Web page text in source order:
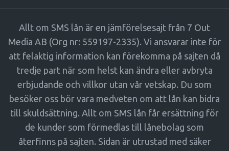
Allt om SMS lån är en jämförelsesajt från 7 Out
Media AB (Org nr: 559197-2335). Vi ansvarar inte för
att felaktig information kan förekomma på sajten då
tredje part när som helst kan ändra eller avbryta
erbjudande och villkor utan vår vetskap. Du som
besöker oss bör vara medveten om att lån kan bidra
till skuldsättning. Allt om SMS lån får ersättning för
de kunder som förmedlas till lånebolag som
återfinns på sajten. Sidan är utrustad med säker